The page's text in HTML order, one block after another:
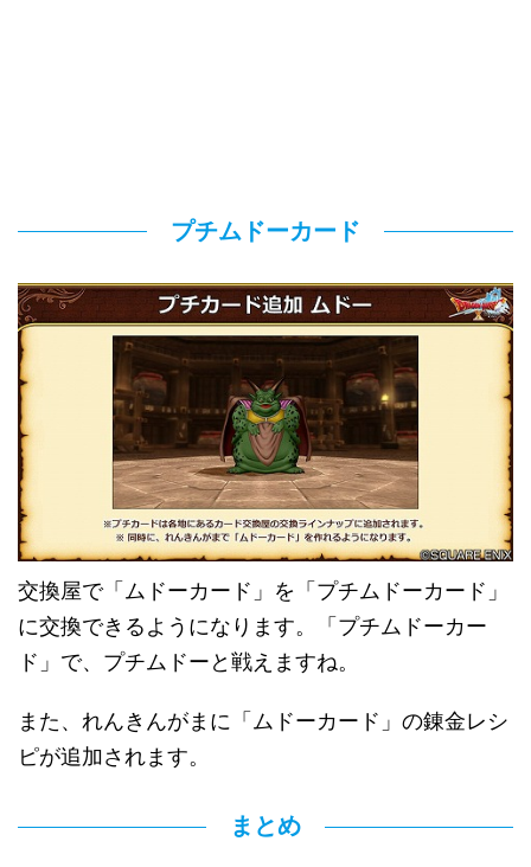
プチムドーカード
交換屋で「ムドーカード」を「プチムドーカード」
に交換できるようになります。「プチムドーカー
ド」で、プチムドーと戦えますね。
また、れんきんがまに「ムドーカード」の錬金レシ
ピが追加されます。
まとめ